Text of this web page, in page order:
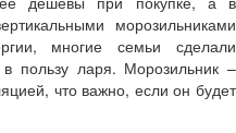
морозильниками
многие семьи сделали
пользу ларя. Морозильник –
что важно, если он будет